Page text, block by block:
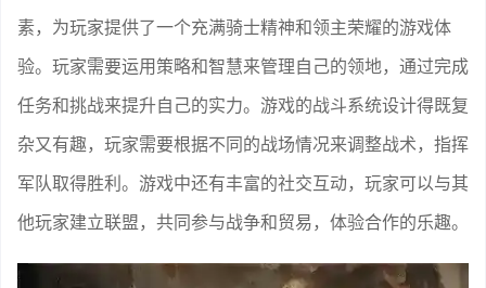
素，为玩家提供了一个充满骑士精神和领主荣耀的游戏体
验。玩家需要运用策略和智慧来管理自己的领地，通过完成
任务和挑战来提升自己的实力。游戏的战斗系统设计得既复
杂又有趣，玩家需要根据不同的战场情况来调整战术，指挥
军队取得胜利。游戏中还有丰富的社交互动，玩家可以与其
他玩家建立联盟，共同参与战争和贸易，体验合作的乐趣。